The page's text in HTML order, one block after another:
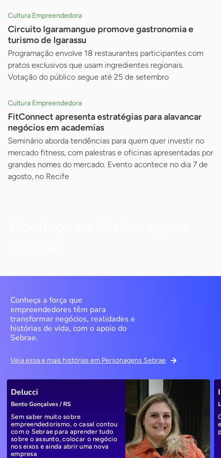
Cultura Empreendedora
Circuito Igaramangue promove gastronomia e
turismo de Igarassu
Programação envolve 18 restaurantes participantes com
pratos exclusivos que usam ingredientes regionais.
Votação do público segue até 25 de setembro
Cultura Empreendedora
FitConnect apresenta estratégias para alavancar
negócios em academias
Seminário aborda tendências para quem quer investir no
mercado fitness, com palestras e oficinas apresentadas por
grandes nomes do mercado. Evento acontece no dia 7 de
agosto, no Recife
Conheça a força que
empreendedores têm para
transformar negócios, realidades e
histórias de vida, com o apoio do
Sebrae.
Veja essa e mais histórias em Personagens Sebrae
Delucci
Bento Gonçalves / RS
Sem saber muito sobre
empreendedorismo, o casal contou
com o Sebrae para aprender tudo
sobre o assunto, colocar o negócio
nos eixos e ainda abrir uma nova
empresa